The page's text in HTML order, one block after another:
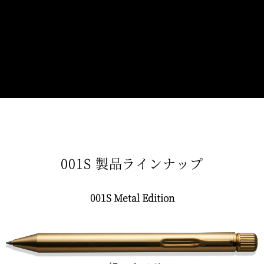
001S 製品ラインナップ
001S Metal Edition